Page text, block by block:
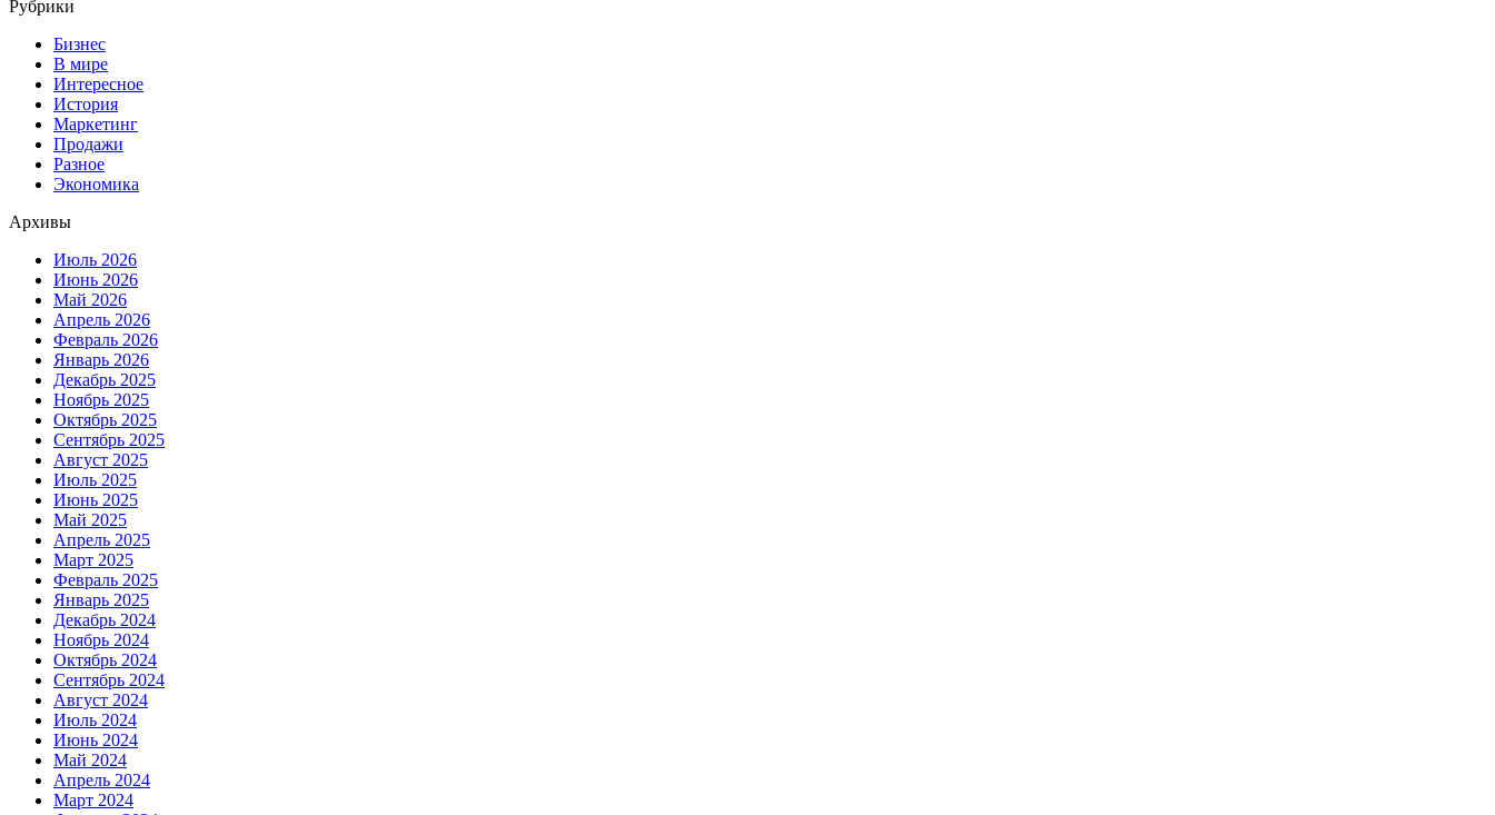
Рубрики
Бизнес
В мире
Интересное
История
Маркетинг
Продажи
Разное
Экономика
Архивы
Июль 2026
Июнь 2026
Май 2026
Апрель 2026
Февраль 2026
Январь 2026
Декабрь 2025
Ноябрь 2025
Октябрь 2025
Сентябрь 2025
Август 2025
Июль 2025
Июнь 2025
Май 2025
Апрель 2025
Март 2025
Февраль 2025
Январь 2025
Декабрь 2024
Ноябрь 2024
Октябрь 2024
Сентябрь 2024
Август 2024
Июль 2024
Июнь 2024
Май 2024
Апрель 2024
Март 2024